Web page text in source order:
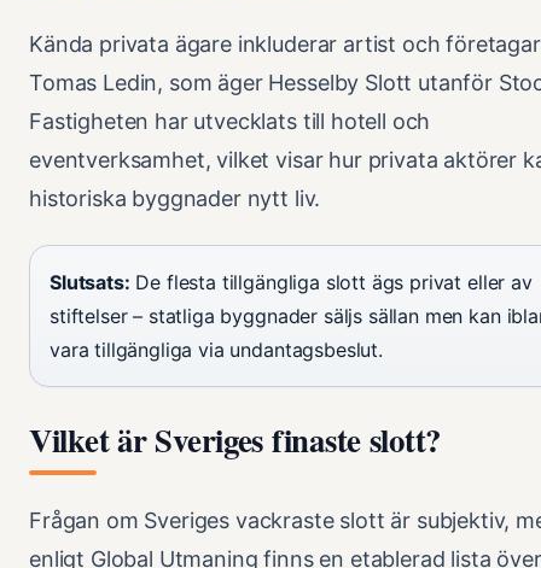
Kända privata ägare inkluderar artist och
Tomas Ledin, som äger Hesselby Slott utanför
Fastigheten har utvecklats till hotell och
eventverksamhet, vilket visar hur privata aktörer
historiska byggnader nytt liv.
Slutsats: De flesta tillgängliga slott ägs privat eller av
stiftelser – statliga byggnader säljs sällan men kan
vara tillgängliga via undantagsbeslut.
Vilket är Sveriges finaste slott?
Frågan om Sveriges vackraste slott är subjektiv,
enligt Global Utmaning finns en etablerad lista över